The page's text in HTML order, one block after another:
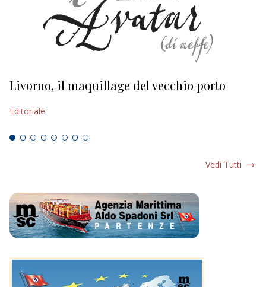
Livorno, il maquillage del vecchio porto
Editoriale
Vedi Tutti